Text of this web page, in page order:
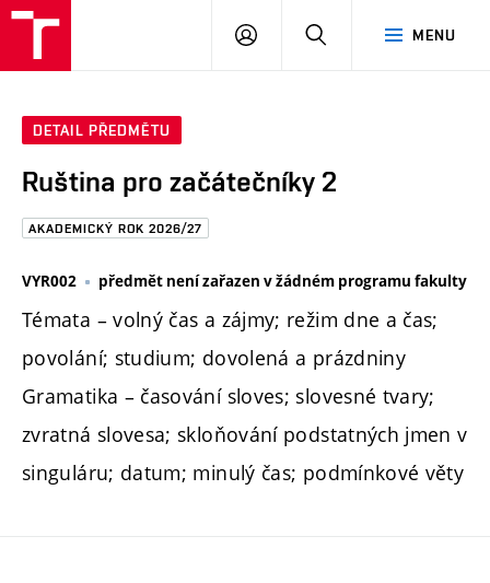
Brno
MENU
PŘIHLÁSIT
DETAIL PŘEDMĚTU
Ruština pro začátečníky 2
AKADEMICKÝ ROK 2026/27
VYR002 předmět není zařazen v žádném programu fakulty
Témata – volný čas a zájmy; režim dne a čas;
povolání; studium; dovolená a prázdniny
Gramatika – časování sloves; slovesné tvary;
zvratná slovesa; skloňování podstatných jmen v
singuláru; datum; minulý čas; podmínkové věty